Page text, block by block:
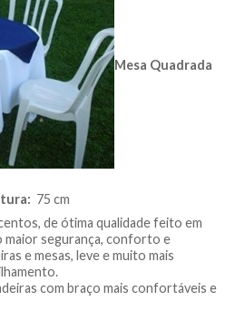
Mesa Quadrada
75 cm
de ótima qualidade feito em
maior segurança, conforto e
e mesas, leve e muito mais
com braço mais confortáveis e